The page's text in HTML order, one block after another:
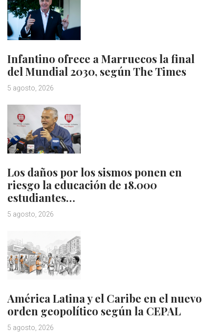
Infantino ofrece a Marruecos la final
del Mundial 2030, según The Times
5 agosto, 2026
Los daños por los sismos ponen en
riesgo la educación de 18.000
estudiantes…
5 agosto, 2026
América Latina y el Caribe en el nuevo
orden geopolítico según la CEPAL
5 agosto, 2026